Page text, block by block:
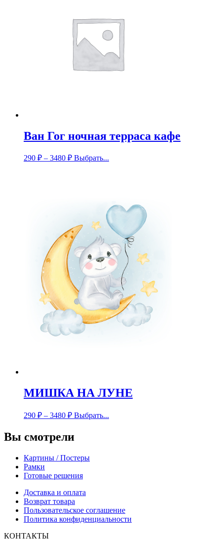
Ван Гог ночная терраса кафе
290 ₽ – 3480 ₽ Выбрать...
МИШКА НА ЛУНЕ
290 ₽ – 3480 ₽ Выбрать...
Вы смотрели
Картины / Постеры
Рамки
Готовые решения
Доставка и оплата
Возврат товара
Пользовательское соглашение
Политика конфиденциальности
КОНТАКТЫ